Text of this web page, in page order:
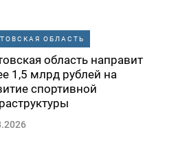
ОБЛАСТЬ
область направит
1,5 млрд рублей на
спортивной